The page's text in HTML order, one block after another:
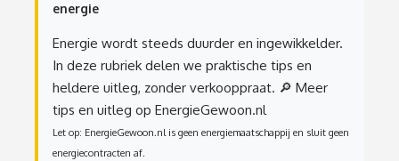
energie
Energie wordt steeds duurder en ingewikkelder.
In deze rubriek delen we praktische tips en
heldere uitleg, zonder verkooppraat. 🔎 Meer
tips en uitleg op EnergieGewoon.nl
Let op: EnergieGewoon.nl is geen energiemaatschappij en sluit geen
energiecontracten af.